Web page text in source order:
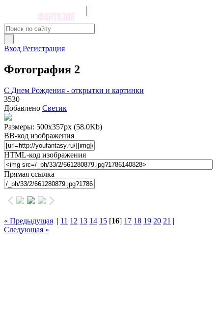
Вход Регистрация
Фотография 2
С Днем Рождения - открытки и картинки
3530
Добавлено Светик
Размеры: 500x357px (58.0Kb)
BB-код изображения
HTML-код изображения
Прямая ссылка
« Предыдущая | 11 12 13 14 15 [16] 17 18 19 20 21 |
Следующая »